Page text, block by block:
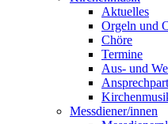
Aktuelles
Orgeln und
Chöre
Termine
Aus- und
Messdiener/innen